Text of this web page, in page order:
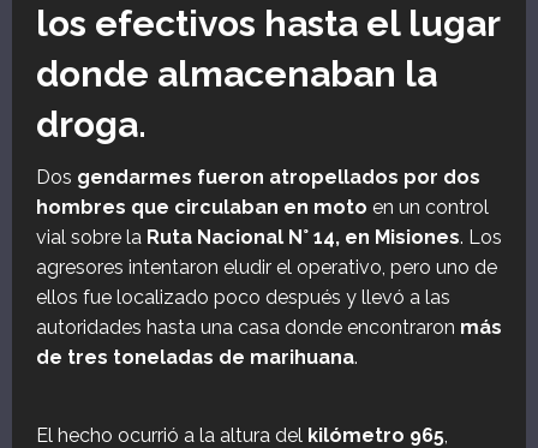
los efectivos hasta el lugar
donde almacenaban la
droga.
Dos gendarmes fueron atropellados por dos
hombres que circulaban en moto en un control
vial sobre la Ruta Nacional N° 14, en Misiones. Los
agresores intentaron eludir el operativo, pero uno de
ellos fue localizado poco después y llevó a las
autoridades hasta una casa donde encontraron más
de tres toneladas de marihuana.
El hecho ocurrió a la altura del kilómetro 965